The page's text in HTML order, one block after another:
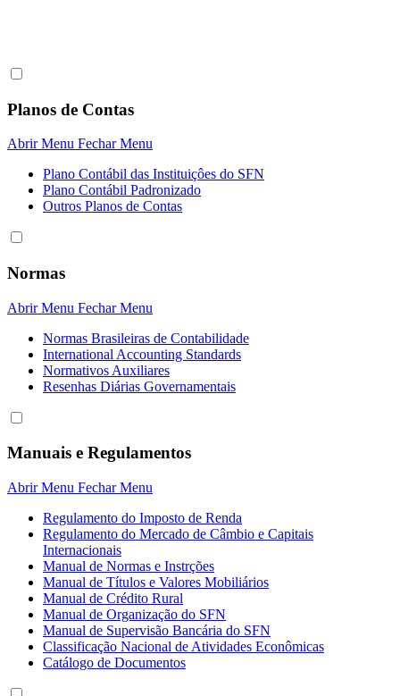
Planos de Contas
Abrir Menu Fechar Menu
Plano Contábil das Instituiçôes do SFN
Plano Contábil Padronizado
Outros Planos de Contas
Normas
Abrir Menu Fechar Menu
Normas Brasileiras de Contabilidade
International Accounting Standards
Normativos Auxiliares
Resenhas Diárias Governamentais
Manuais e Regulamentos
Abrir Menu Fechar Menu
Regulamento do Imposto de Renda
Regulamento do Mercado de Câmbio e Capitais
Internacionais
Manual de Normas e Instrções
Manual de Títulos e Valores Mobiliários
Manual de Crédito Rural
Manual de Organização do SFN
Manual de Supervisão Bancária do SFN
Classificação Nacional de Atividades Econômicas
Catálogo de Documentos